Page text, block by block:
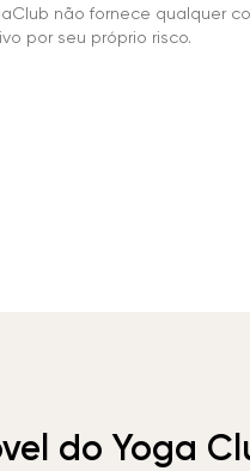
não fornece qualquer
por seu próprio risco.
do Yoga